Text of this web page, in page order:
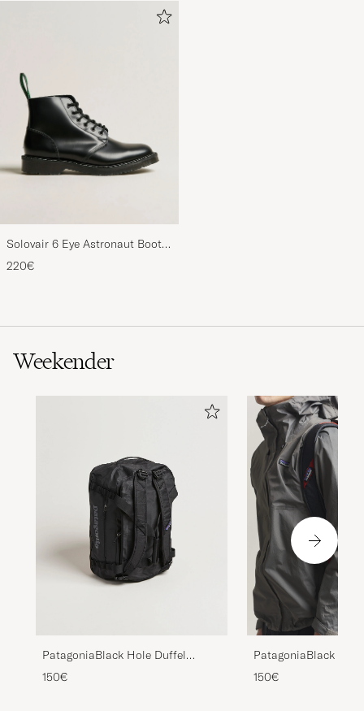
Solovair 6 Eye Astronaut Boot
Black Shine
220€
Weekender
PatagoniaBlack Hole Duffel
40LBlack
150€
PatagoniaBlack
40LSmolder Blue
150€